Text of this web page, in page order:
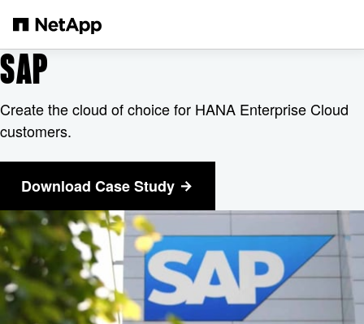
SAP
Create the cloud of choice for HANA Enterprise Cloud
customers.
Download Case Study